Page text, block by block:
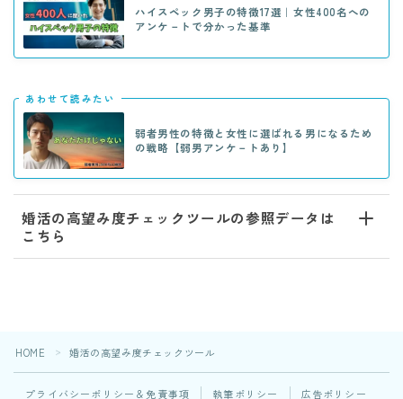
ハイスペック男子の特徴17選｜女性400名への
アンケ－トで分かった基準
あわせて読みたい
弱者男性の特徴と女性に選ばれる男になるため
の戦略【弱男アンケ－トあり】
婚活の高望み度チェックツールの参照データは
こちら
HOME ＞ 婚活の高望み度チェックツール
プライバシーポリシー＆免責事項 執筆ポリシー 広告ポリシー